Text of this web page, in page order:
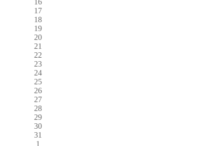
17
18
19
20
21
22
23
24
25
26
27
28
29
30
31
1